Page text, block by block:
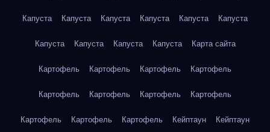
Капуста Капуста Капуста Капуста Капуста Капуста
Капуста Капуста Капуста Капуста Карта сайта
Картофель Картофель Картофель Картофель
Картофель Картофель Картофель Картофель
Картофель Картофель Картофель Кейптаун Кейптаун